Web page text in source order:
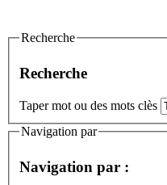
Recherche
Recherche
Taper mot ou des mots clès
Navigation par
Navigation par :